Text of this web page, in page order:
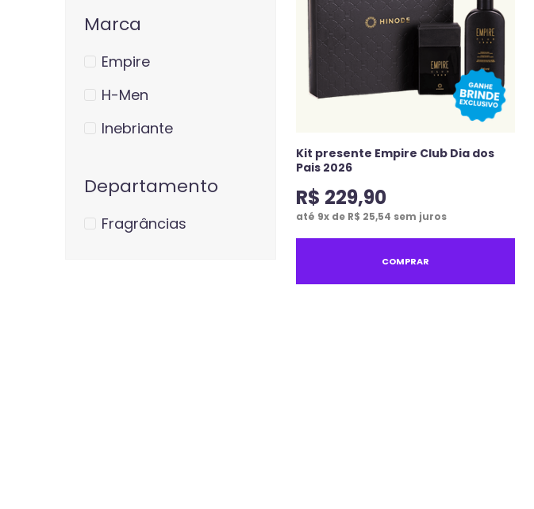
Marca
Empire
H-Men
Inebriante
Departamento
Fragrâncias
Kit presente Empire Club Dia dos
Pais 2026
R$ 229,90
até 9x de R$ 25,54 sem juros
COMPRAR